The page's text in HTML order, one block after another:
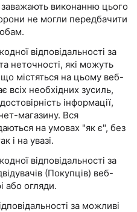
виконанню цього
не могли передбачити
відповідальності за
неточності, які можуть
містяться на цьому веб-
всіх необхідних зусиль,
інформації,
магазину. Вся
на умовах "як є", без
і на увазі.
відповідальності за
(Покупців) веб-
або огляди.
за можливі